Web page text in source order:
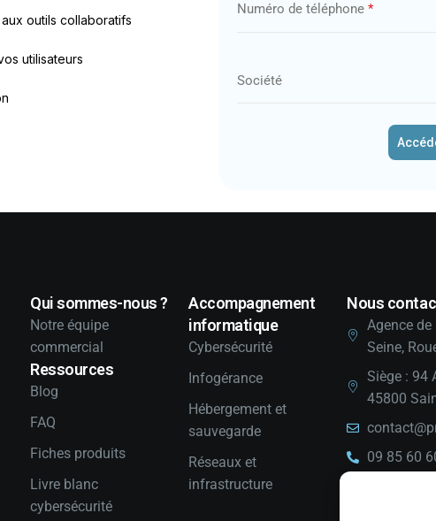
outils collaboratifs
utilisateurs
Numéro de téléphone *
Société
Qui sommes-nous ?
Notre équipe
commercial
Ressources
Blog
FAQ
Fiches produits
Livre blanc
cybersécurité
Accompagnement
informatique
Cybersécurité
Infogérance
Hébergement et
sauvegarde
Réseaux et
infrastructure
Nous
Agence de
Seine,
Siège : 94
45800
09 85 60